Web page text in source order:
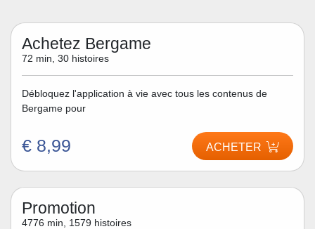
Achetez Bergame
72 min, 30 histoires
Débloquez l'application à vie avec tous les contenus de
Bergame pour
€ 8,99 ACHETER
Promotion
4776 min, 1579 histoires